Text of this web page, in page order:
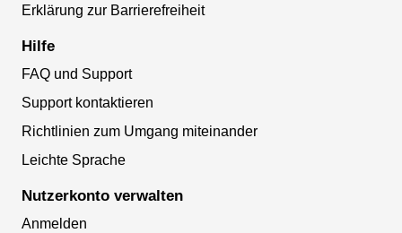
Erklärung zur Barrierefreiheit
Hilfe
FAQ und Support
Support kontaktieren
Richtlinien zum Umgang miteinander
Leichte Sprache
Nutzerkonto verwalten
Anmelden